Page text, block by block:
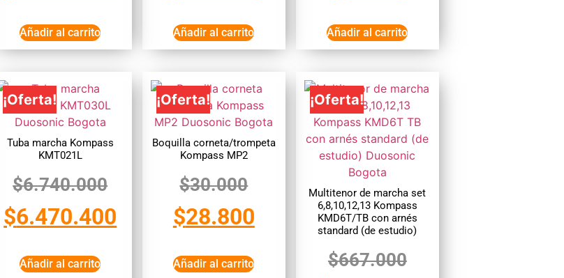
Añadir al carrito Añadir al carrito Añadir al carrito
¡Oferta!
Tuba marcha Kompass
KMT021L
$6.740.000
$6.470.400
Añadir al carrito
¡Oferta!
Boquilla corneta/trompeta
Kompass MP2
$30.000
$28.800
Añadir al carrito
¡Oferta!
Multitenor de marcha set
6,8,10,12,13 Kompass
KMD6T/TB con arnés
standard (de estudio)
$667.000